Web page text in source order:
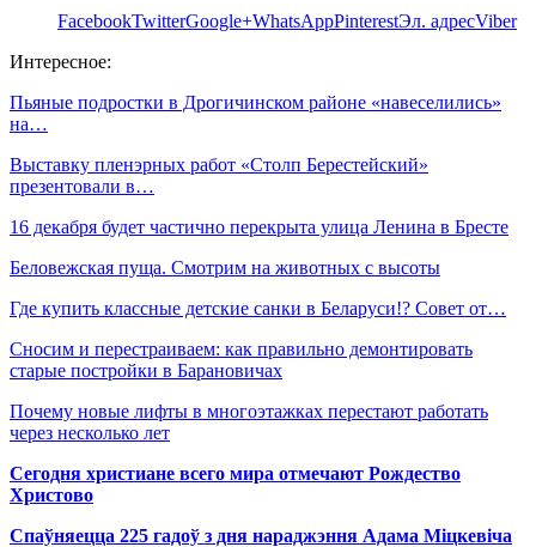
FacebookTwitterGoogle+WhatsAppPinterestЭл. адресViber
Интересное:
Пьяные подростки в Дрогичинском районе «навеселились»
на…
Выставку пленэрных работ «Столп Берестейский»
презентовали в…
16 декабря будет частично перекрыта улица Ленина в Бресте
Беловежская пуща. Смотрим на животных с высоты
Где купить классные детские санки в Беларуси!? Совет от…
Сносим и перестраиваем: как правильно демонтировать
старые постройки в Барановичах
Почему новые лифты в многоэтажках перестают работать
через несколько лет
Сегодня христиане всего мира отмечают Рождество
Христово
Спаўняецца 225 гадоў з дня нараджэння Адама Міцкевіча